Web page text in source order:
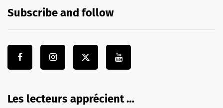
Subscribe and follow
Les lecteurs apprécient …